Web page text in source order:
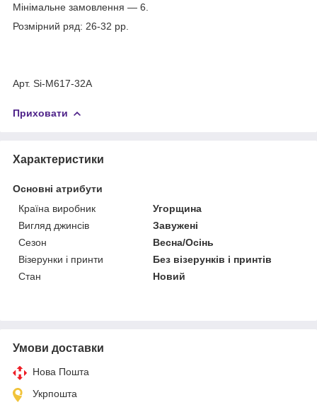
Мінімальне замовлення — 6.
Розмірний ряд: 26-32 рр.
Арт. Si-M617-32A
Приховати
Характеристики
Основні атрибути
Країна виробник
Угорщина
Вигляд джинсів
Завужені
Сезон
Весна/Осінь
Візерунки і принти
Без візерунків і принтів
Стан
Новий
Умови доставки
Нова Пошта
Укрпошта